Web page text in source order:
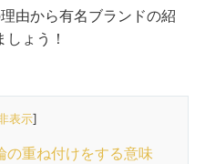
由から有名ブランドの紹
ょう！
表示]
の重ね付けをする意味